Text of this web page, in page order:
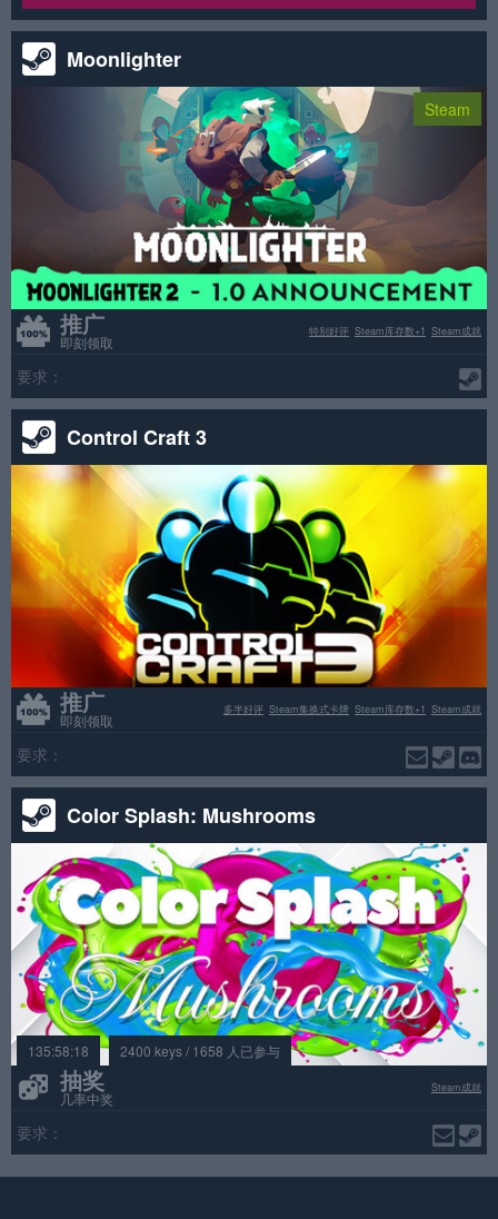
Moonlighter
Steam
推广
即刻领取
Steam成就
Steam库存数+1
特别好评
要求：
Control Craft 3
推广
即刻领取
Steam成就
Steam库存数+1
Steam集换式卡牌
多半好评
要求：
Color Splash: Mushrooms
135:58:18 2400 keys / 1658 人已参与
抽奖
几率中奖
Steam成就
要求：